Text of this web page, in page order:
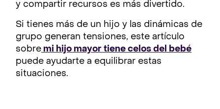
y compartir recursos es más divertido.
Si tienes más de un hijo y las dinámicas de
grupo generan tensiones, este artículo
sobre mi hijo mayor tiene celos del bebé
puede ayudarte a equilibrar estas
situaciones.